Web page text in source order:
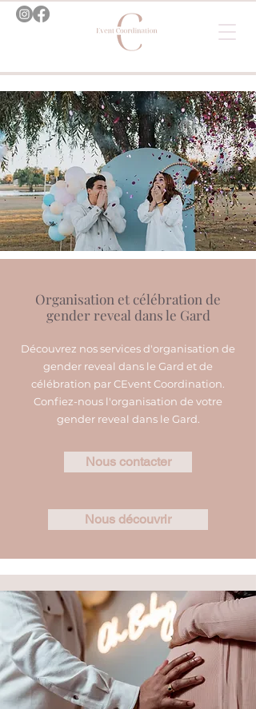
Organisation et célébration de
gender reveal dans le Gard
Découvrez nos services d'organisation de
gender reveal dans le Gard et de
célébration par CEvent Coordination.
Confiez-nous l'organisation de votre
gender reveal dans le Gard.
Nous contacter
Nous découvrir